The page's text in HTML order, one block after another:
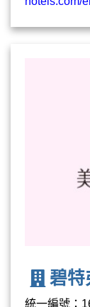
碧特
統一編號：